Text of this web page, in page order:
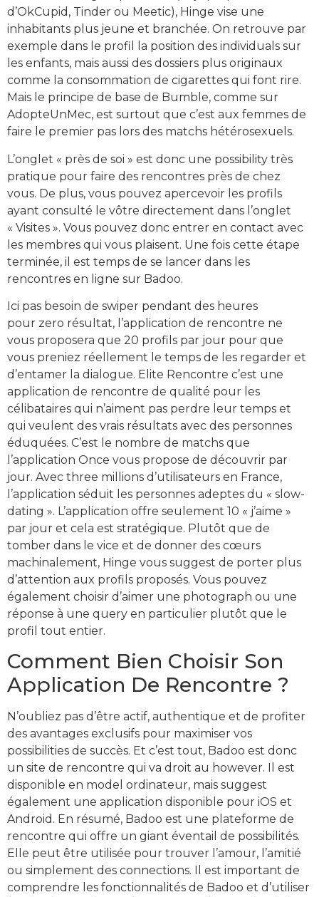
d’OkCupid, Tinder ou Meetic), Hinge vise une
inhabitants plus jeune et branchée. On retrouve par
exemple dans le profil la position des individuals sur
les enfants, mais aussi des dossiers plus originaux
comme la consommation de cigarettes qui font rire.
Mais le principe de base de Bumble, comme sur
AdopteUnMec, est surtout que c’est aux femmes de
faire le premier pas lors des matchs hétérosexuels.
L’onglet « près de soi » est donc une possibility très
pratique pour faire des rencontres près de chez
vous. De plus, vous pouvez apercevoir les profils
ayant consulté le vôtre directement dans l’onglet
« Visites ». Vous pouvez donc entrer en contact avec
les membres qui vous plaisent. Une fois cette étape
terminée, il est temps de se lancer dans les
rencontres en ligne sur Badoo.
Ici pas besoin de swiper pendant des heures
pour zero résultat, l’application de rencontre ne
vous proposera que 20 profils par jour pour que
vous preniez réellement le temps de les regarder et
d’entamer la dialogue. Elite Rencontre c’est une
application de rencontre de qualité pour les
célibataires qui n’aiment pas perdre leur temps et
qui veulent des vrais résultats avec des personnes
éduquées. C’est le nombre de matchs que
l’application Once vous propose de découvrir par
jour. Avec three millions d’utilisateurs en France,
l’application séduit les personnes adeptes du « slow-
dating ». L’application offre seulement 10 « j’aime »
par jour et cela est stratégique. Plutôt que de
tomber dans le vice et de donner des cœurs
machinalement, Hinge vous suggest de porter plus
d’attention aux profils proposés. Vous pouvez
également choisir d’aimer une photograph ou une
réponse à une query en particulier plutôt que le
profil tout entier.
Comment Bien Choisir Son
Application De Rencontre ?
N’oubliez pas d’être actif, authentique et de profiter
des avantages exclusifs pour maximiser vos
possibilities de succès. Et c’est tout, Badoo est donc
un site de rencontre qui va droit au however. Il est
disponible en model ordinateur, mais suggest
également une application disponible pour iOS et
Android. En résumé, Badoo est une plateforme de
rencontre qui offre un giant éventail de possibilités.
Elle peut être utilisée pour trouver l’amour, l’amitié
ou simplement des connections. Il est important de
comprendre les fonctionnalités de Badoo et d’utiliser